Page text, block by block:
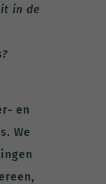
in de
en
We